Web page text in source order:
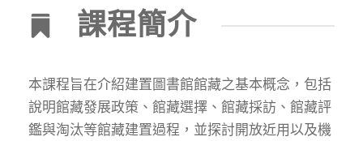
課程簡介
本課程旨在介紹建置圖書館館藏之基本概念，包括
說明館藏發展政策、館藏選擇、館藏採訪、館藏評
鑑與淘汰等館藏建置過程，並探討開放近用以及機